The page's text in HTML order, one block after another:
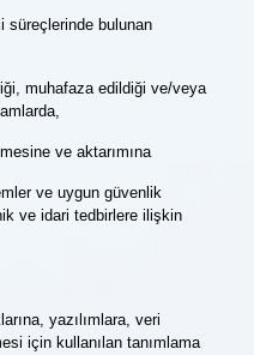
süreçlerinde bulunan
muhafaza edildiği ve/veya
ve aktarımına
ve uygun güvenlik
ve idari tedbirlere ilişkin
yazılımlara, veri
için kullanılan tanımlama